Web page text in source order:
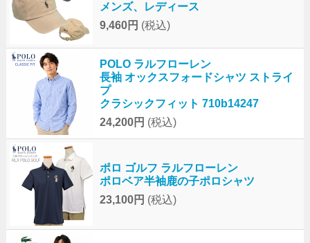
メンズ、レディース
9,460円 (税込)
POLO ラルフローレン
長袖 オックスフォードシャツ ストライ
プ
クラシックフィット 710b14247
24,200円 (税込)
ポロ ゴルフ ラルフローレン
ポロベア半袖鹿の子ポロシャツ
23,100円 (税込)